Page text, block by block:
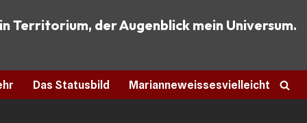
Territorium, der Augenblick mein Universum.
Das Statusbild Marianneweissesvielleicht